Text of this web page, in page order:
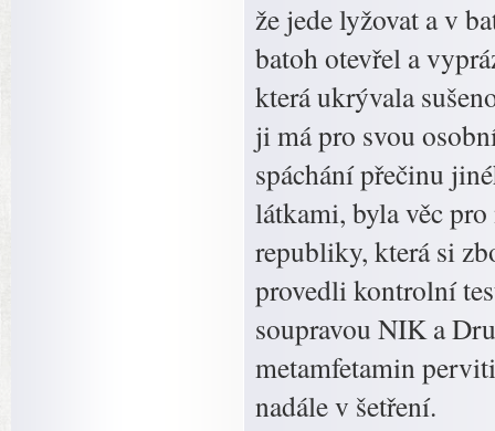
že jede lyžovat a v
batoh otevřel a
která ukrývala
ji má pro svou
spáchání přečinu
látkami, byla věc
republiky, která si
provedli kontrolní
soupravou NIK a
metamfetamin
nadále v šetření.